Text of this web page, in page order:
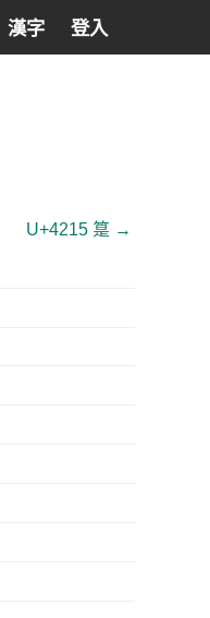
漢字 登入
U+4215 䈕 →